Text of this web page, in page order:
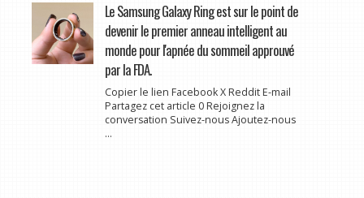
Le Samsung Galaxy Ring est sur le point de
devenir le premier anneau intelligent au
monde pour l'apnée du sommeil approuvé
par la FDA.
Copier le lien Facebook X Reddit E-mail
Partagez cet article 0 Rejoignez la
conversation Suivez-nous Ajoutez-nous
...